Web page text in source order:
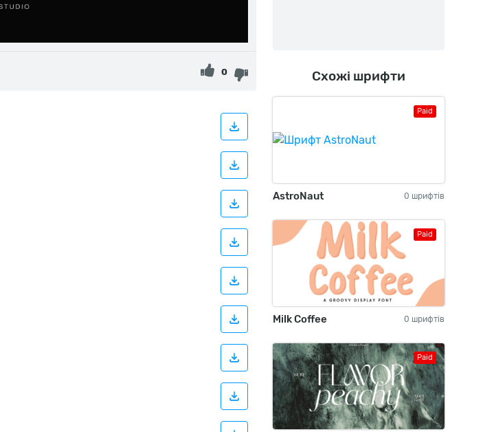
0 Схожі шрифти
Paid
AstroNaut 0 шрифтів
Paid
Milk Coffee 0 шрифтів
Paid